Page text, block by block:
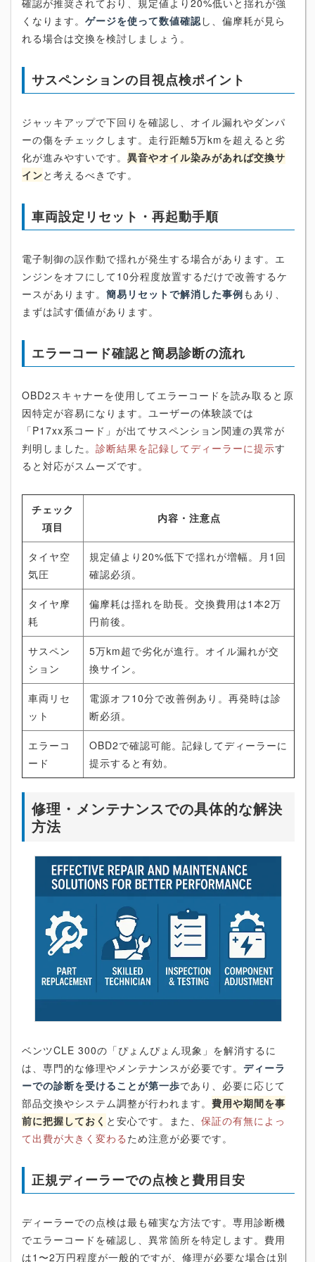
確認が推奨されており、規定値より20%低いと揺れが強
くなります。 ゲージを使って数値確認し、偏摩耗が見ら
れる場合は交換を検討しましょう。
サスペンションの目視点検ポイント
ジャッキアップで下回りを確認し、オイル漏れやダンパ
ーの傷をチェックします。走行距離5万kmを超えると劣
化が進みやすいです。 異音やオイル染みがあれば交換サ
インと考えるべきです。
車両設定リセット・再起動手順
電子制御の誤作動で揺れが発生する場合があります。エ
ンジンをオフにして10分程度放置するだけで改善するケ
ースがあります。 簡易リセットで解消した事例もあり、
まずは試す価値があります。
エラーコード確認と簡易診断の流れ
OBD2スキャナーを使用してエラーコードを読み取ると原
因特定が容易になります。ユーザーの体験談では
「P17xx系コード」が出てサスペンション関連の異常が
判明しました。 診断結果を記録してディーラーに提示す
ると対応がスムーズです。
チェック
項目
内容・注意点
タイヤ空
気圧
規定値より20%低下で揺れが増幅。月1回
確認必須。
タイヤ摩
耗
偏摩耗は揺れを助長。交換費用は1本2万
円前後。
サスペン
ション
5万km超で劣化が進行。オイル漏れが交
換サイン。
車両リセ
ット
電源オフ10分で改善例あり。再発時は診
断必須。
エラーコ
ード
OBD2で確認可能。記録してディーラーに
提示すると有効。
修理・メンテナンスでの具体的な解決
方法
ベンツCLE 300の「ぴょんぴょん現象」を解消するに
は、専門的な修理やメンテナンスが必要です。 ディーラ
ーでの診断を受けることが第一歩であり、必要に応じて
部品交換やシステム調整が行われます。 費用や期間を事
前に把握しておく と安心です。また、 保証の有無によっ
て出費が大きく変わる ため注意が必要です。
正規ディーラーでの点検と費用目安
ディーラーでの点検は最も確実な方法です。専用診断機
でエラーコードを確認し、異常箇所を特定します。費用
は1〜2万円程度が一般的ですが、修理が必要な場合は別